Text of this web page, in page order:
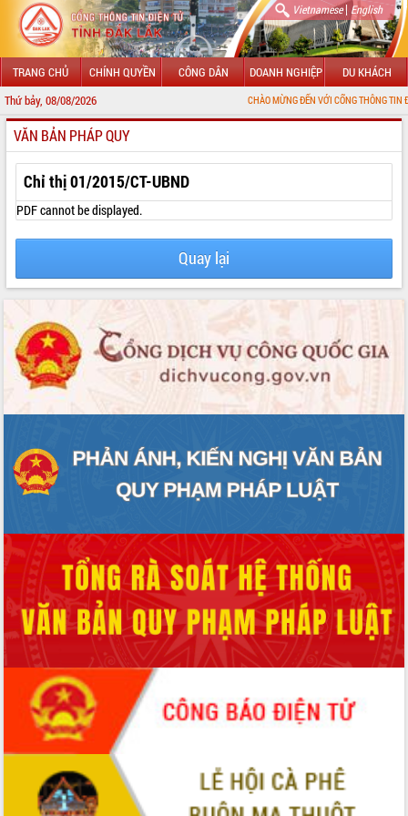
Vietnamese| English
TRANG CHỦ CHÍNH QUYỀN CÔNG DÂN DOANH NGHIỆP DU KHÁCH
Thứ bảy, 08/08/2026 CHÀO MỪNG ĐẾN VỚI CỔNG THÔNG TIN ĐIỆN TỬ
GIỚI THIỆU
LÃNH ĐẠO UBND TỈNH
TIN TỨC SỰ KIỆN
UBND CÁC XÃ, PHƯỜNG
THÔNG TIN CHỈ ĐẠO ĐIỀU HÀNH
HỆ THỐNG VĂN BẢN
VĂN BẢN HĐND TỈNH
QUY HOẠCH - KẾ HOẠCH
VĂN BẢN PHÁP QUY
Chỉ thị 01/2015/CT-UBND
PDF cannot be displayed.
Quay lại